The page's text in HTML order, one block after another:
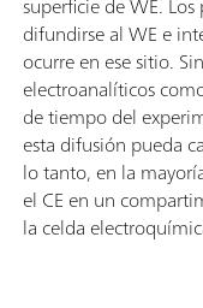
difundirse al WE e
ocurre en ese sitio.
electroanalíticos
de tiempo del
esta difusión pueda
lo tanto, en la
el CE en un
la celda